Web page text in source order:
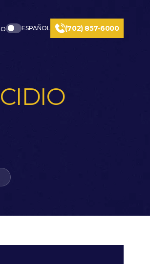
ESPAÑOL (702) 857-6000